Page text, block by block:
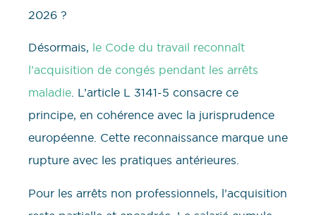
2026 ?
Désormais, le Code du travail reconnaît
l’acquisition de congés pendant les arrêts
maladie. L’article L 3141-5 consacre ce
principe, en cohérence avec la jurisprudence
européenne. Cette reconnaissance marque une
rupture avec les pratiques antérieures.
Pour les arrêts non professionnels, l’acquisition